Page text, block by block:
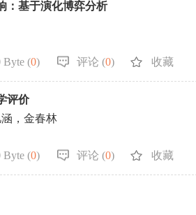
：基于演化博弈分析
Byte (0) 评论 (0) 收藏
评价
，金春林
Byte (0) 评论 (0) 收藏